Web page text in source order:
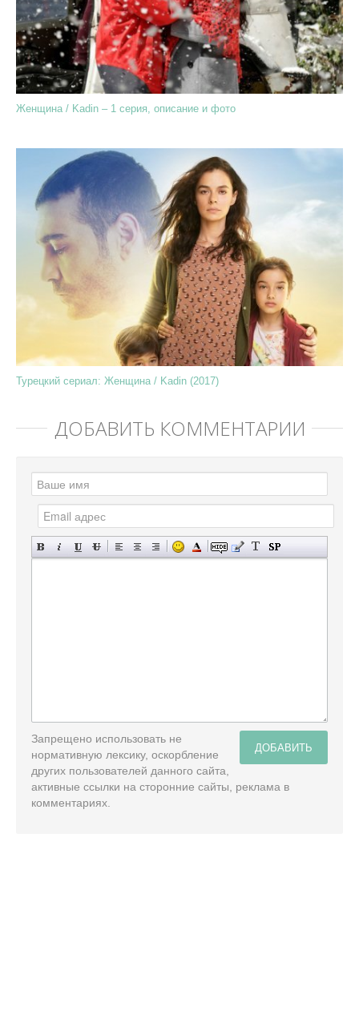
Женщина / Kadin – 1 серия, описание и фото
Турецкий сериал: Женщина / Kadin (2017)
ДОБАВИТЬ КОММЕНТАРИЙ
ДОБАВИТЬ
Запрещено использовать не
нормативную лексику, оскорбление
других пользователей данного сайта,
активные ссылки на сторонние сайты, реклама в
комментариях.